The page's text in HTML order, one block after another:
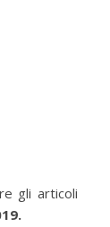
gli articoli